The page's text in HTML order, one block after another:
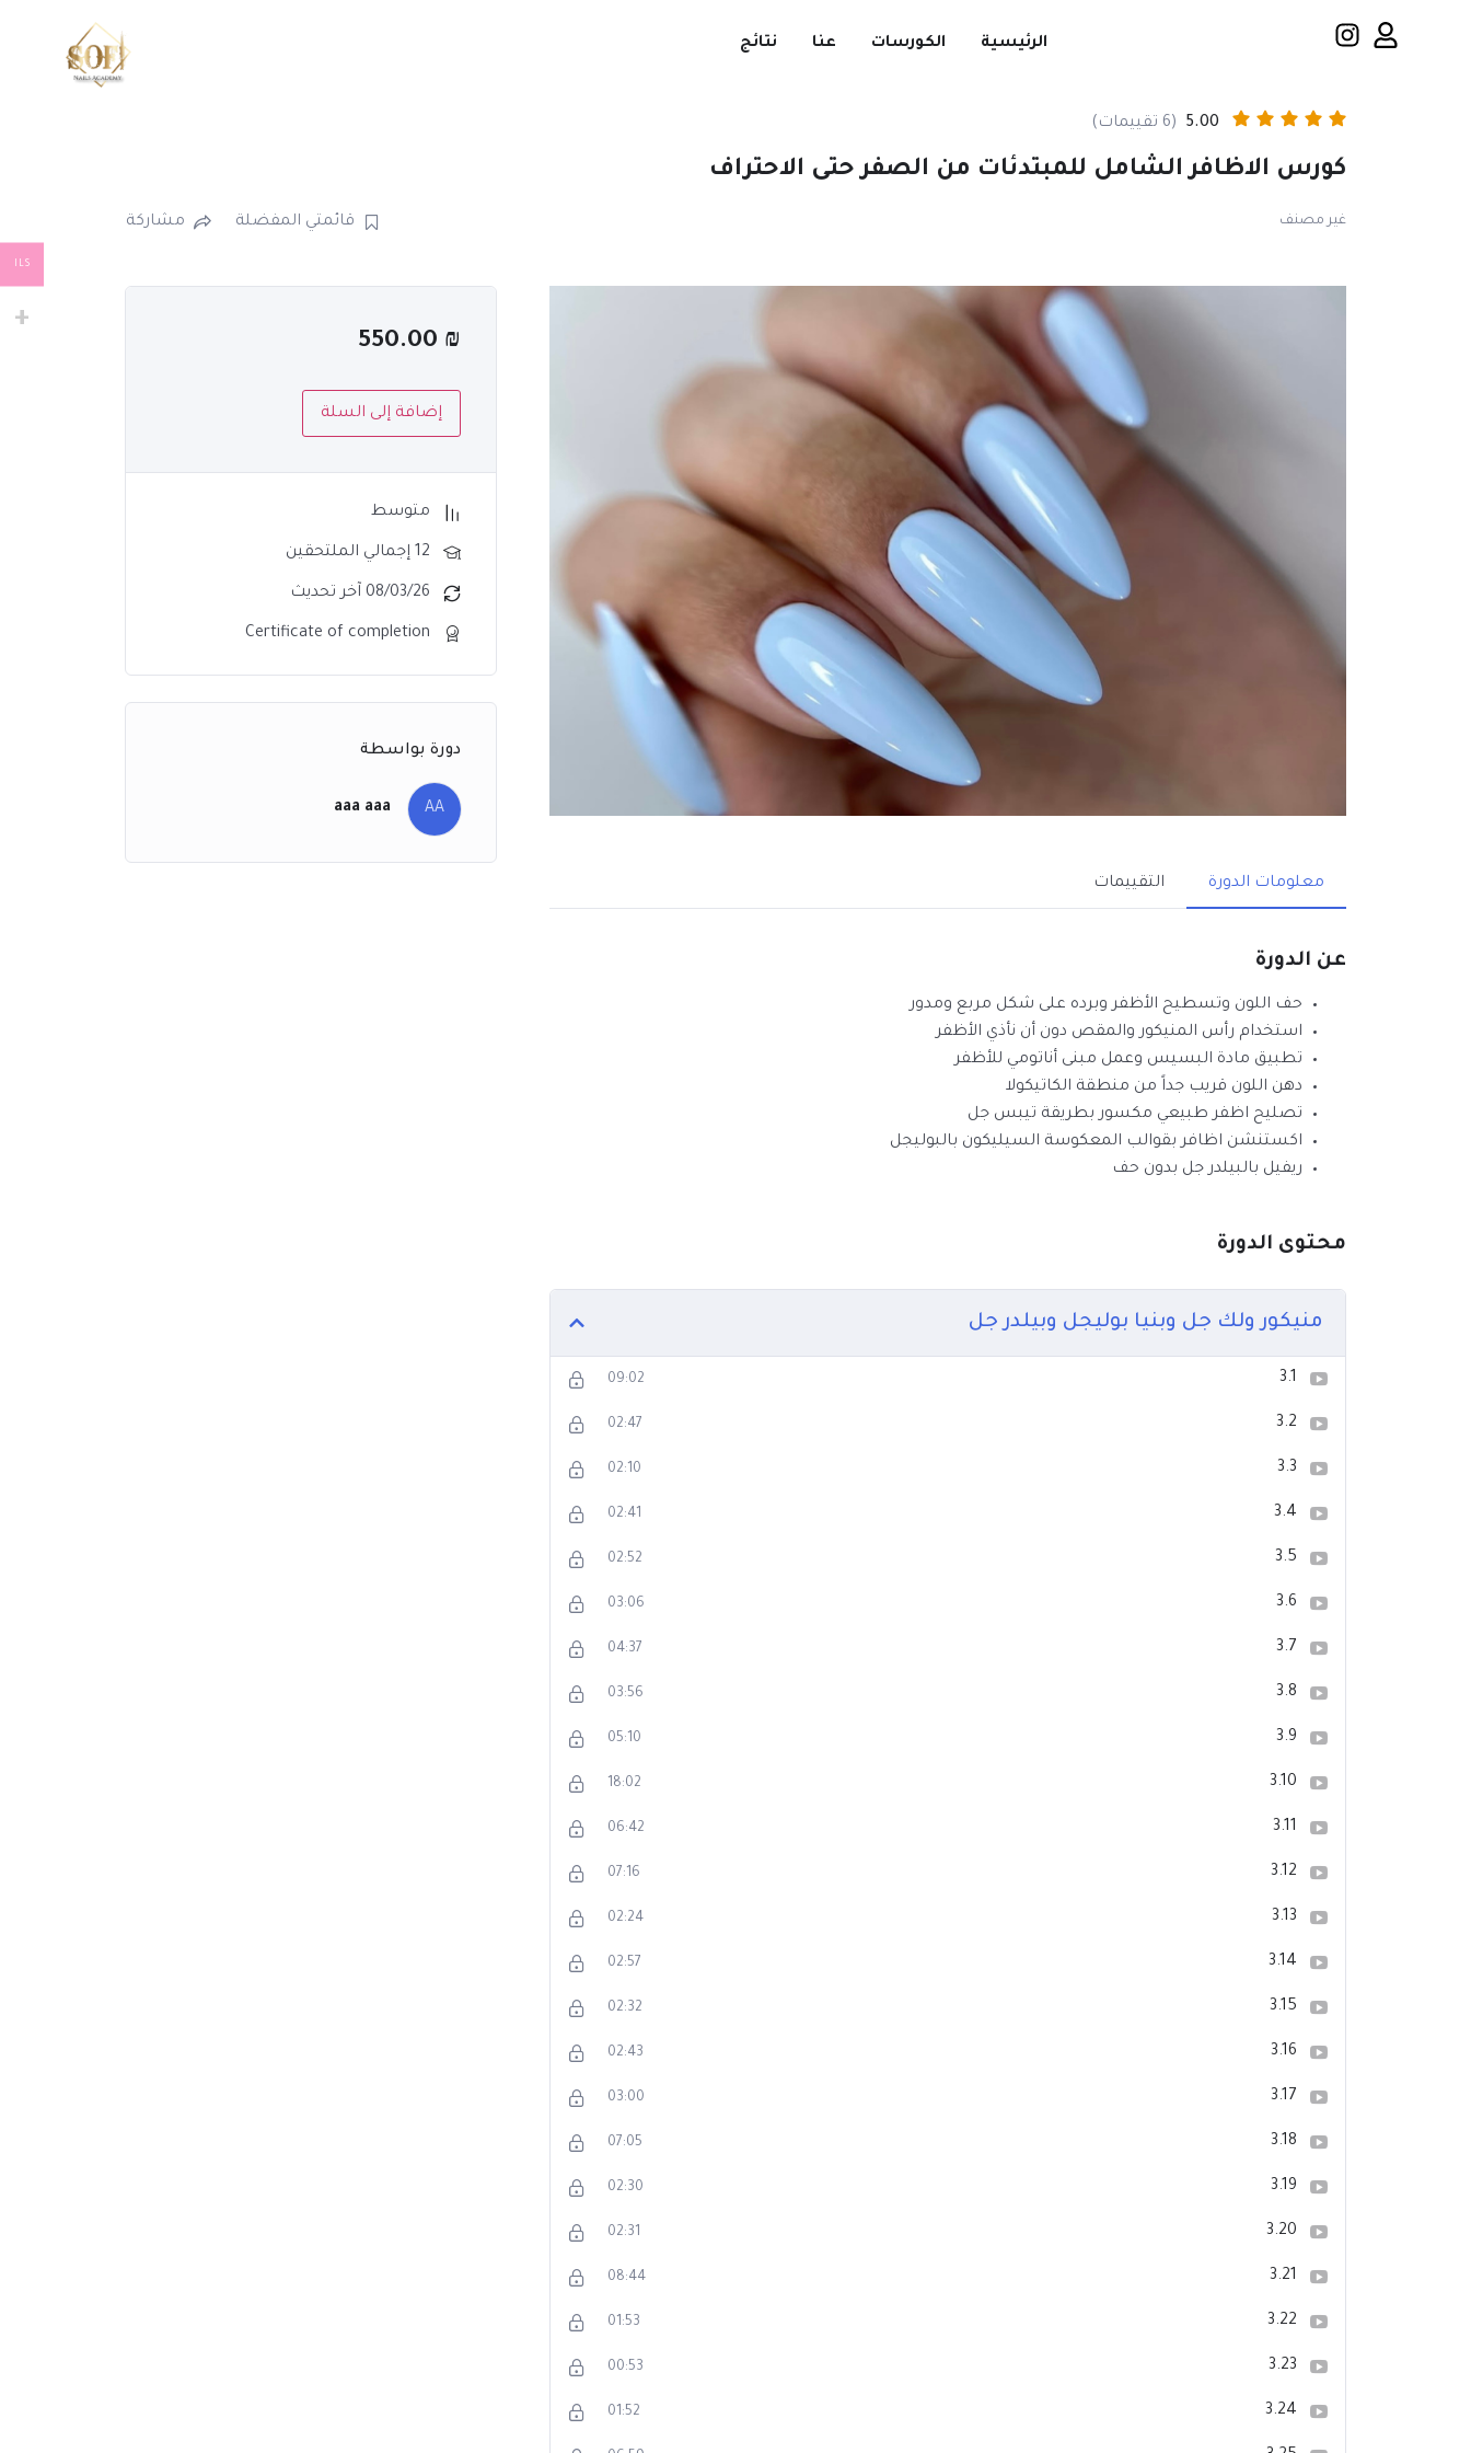
الرئيسية الكورسات عنا نتائج
5.00 (6 تقييمات)
كورس الاظافر الشامل للمبتدئات من الصفر حتى الاحتراف
غير مصنف قائمتي المفضلة مشاركة
معلومات الدورة التقييمات
عن الدورة
حف اللون وتسطيح الأظفر وبرده على شكل مربع ومدور
استخدام رأس المنيكور والمقص دون أن نأذي الأظفر
تطبيق مادة البسيس وعمل مبنى أناتومي للأظفر
دهن اللون قريب جداً من منطقة الكاتيكولا
تصليح اظفر طبيعي مكسور بطريقة تيبس جل
اكستنشن اظافر بقوالب المعكوسة السيليكون بالبوليجل
ريفيل بالبيلدر جل بدون حف
محتوى الدورة
منيكور ولك جل وبنيا بوليجل وبيلدر جل
3.1
09:02
3.2
02:47
3.3
02:10
3.4
02:41
3.5
02:52
3.6
03:06
3.7
04:37
3.8
03:56
3.9
05:10
3.10
18:02
3.11
06:42
3.12
07:16
3.13
02:24
3.14
02:57
3.15
02:32
3.16
02:43
3.17
03:00
3.18
07:05
3.19
02:30
3.20
02:31
3.21
08:44
3.22
01:53
3.23
00:53
3.24
01:52
550.00 ₪
إضافة إلى السلة
متوسط
12 إجمالي الملتحقين
08/03/26 آخر تحديث
Certificate of completion
دورة بواسطة
AA
aaa aaa
ILS